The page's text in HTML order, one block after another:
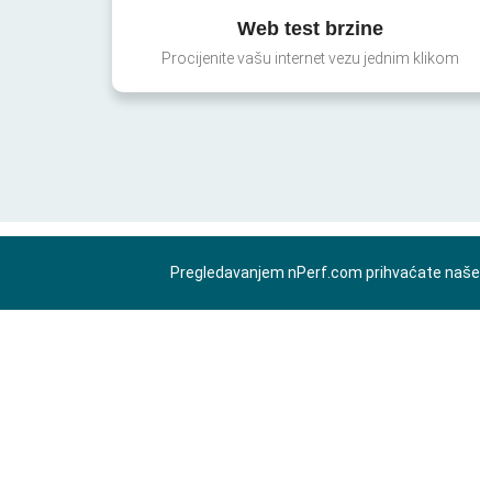
Web test brzine
Procijenite vašu internet vezu jednim klikom
Pregledavanjem nPerf.com prihvaćate naše